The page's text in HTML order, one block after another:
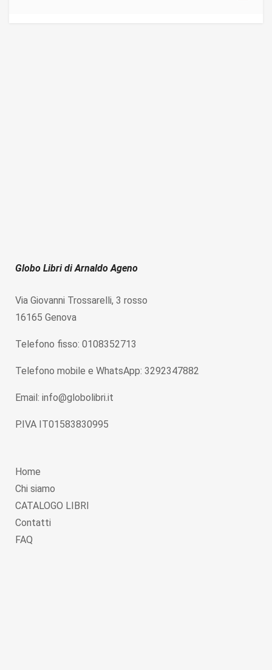
Globo Libri di Arnaldo Ageno
Via Giovanni Trossarelli, 3 rosso
16165 Genova
Telefono fisso: 0108352713
Telefono mobile e WhatsApp: 3292347882
Email: info@globolibri.it
P.IVA IT01583830995
Home
Chi siamo
CATALOGO LIBRI
Contatti
FAQ